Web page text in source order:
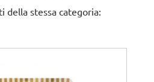
della stessa categoria: